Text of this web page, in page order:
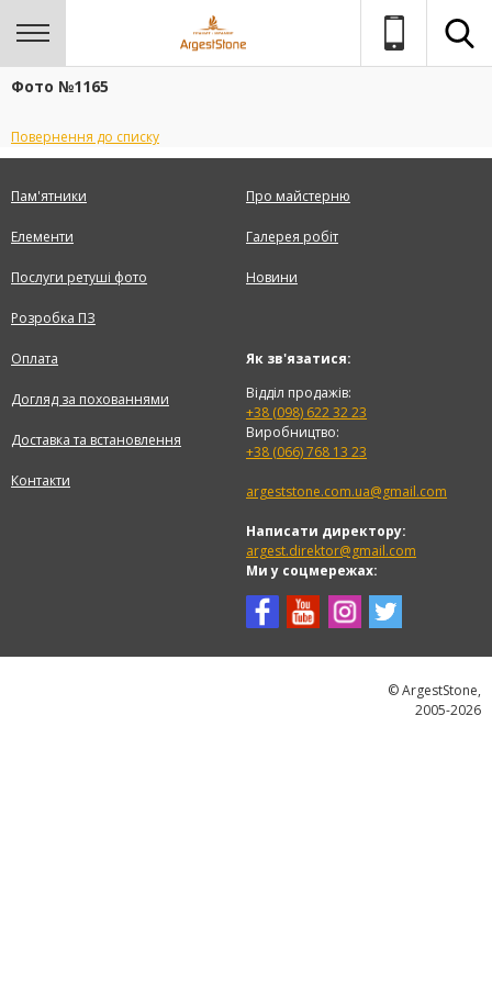
Фото №1165
Повернення до списку
Пам'ятники
Елементи
Послуги ретуші фото
Розробка ПЗ
Про майстерню
Галерея робіт
Новини
Оплата
Догляд за похованнями
Доставка та встановлення
Контакти
Як зв'язатися:
Відділ продажів:
+38 (098) 622 32 23
Виробництво:
+38 (066) 768 13 23
argeststone.com.ua@gmail.com
Написати директору:
argest.direktor@gmail.com
Ми у соцмережах:
© ArgestStone,
2005-2026